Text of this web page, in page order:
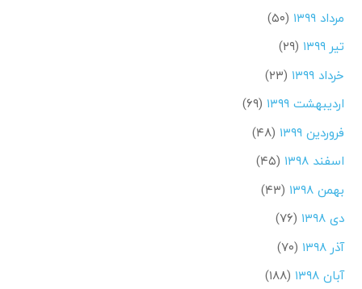
مرداد ۱۳۹۹
(۵۰)
تیر ۱۳۹۹
(۲۹)
خرداد ۱۳۹۹
(۲۳)
اردیبهشت ۱۳۹۹
(۶۹)
فروردین ۱۳۹۹
(۴۸)
اسفند ۱۳۹۸
(۴۵)
بهمن ۱۳۹۸
(۴۳)
دی ۱۳۹۸
(۷۶)
آذر ۱۳۹۸
(۷۰)
آبان ۱۳۹۸
(۱۸۸)